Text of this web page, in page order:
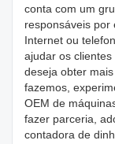
conta com um
responsáveis ​​​​por
Internet ou
ajudar os
deseja obter
fazemos,
OEM de
fazer parceria,
contadora de